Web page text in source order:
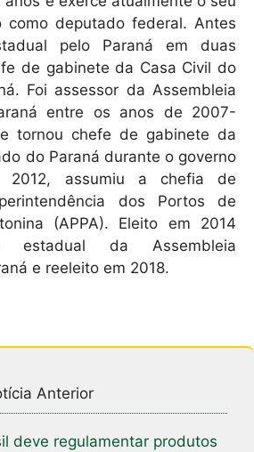
como deputado federal. Antes
pelo Paraná em duas
de gabinete da Casa Civil do
Foi assessor da Assembleia
entre os anos de 2007-
tornou chefe de gabinete da
do Paraná durante o governo
2012, assumiu a chefia de
dos Portos de
(APPA). Eleito em 2014
estadual da Assembleia
e reeleito em 2018.
Anterior
deve regulamentar produtos